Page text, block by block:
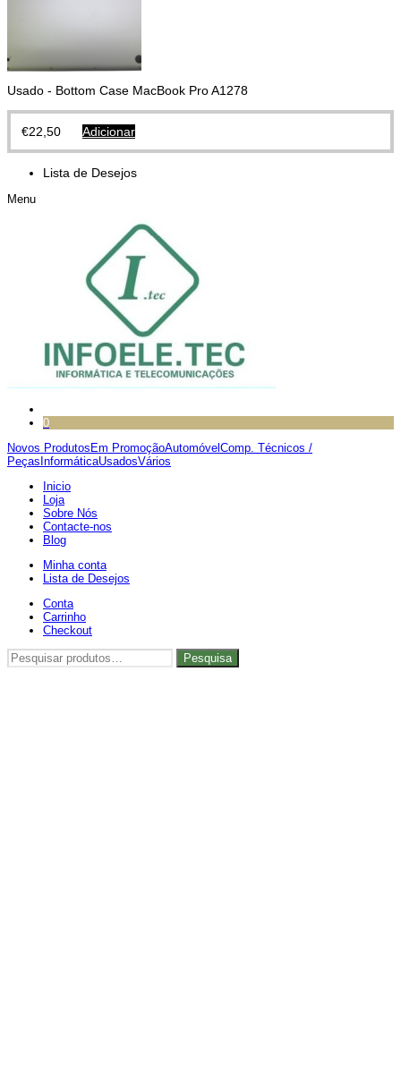
Usado - Bottom Case MacBook Pro A1278
€22,50 Adicionar
Lista de Desejos
Menu
0
Novos Produtos Em PromoçãoAutomóvel Comp. Técnicos /
Peças InformáticaUsadosVários
Inicio
Loja
Sobre Nós
Contacte-nos
Blog
Minha conta
Lista de Desejos
Conta
Carrinho
Checkout
Pesquisar
por:
Pesquisa